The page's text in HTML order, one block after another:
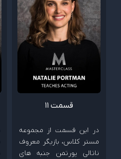
قسمت 11
در این قسمت از مجموعه
مستر کلاس، بازیگر معروف
ناتالی پورتمن جنبه های